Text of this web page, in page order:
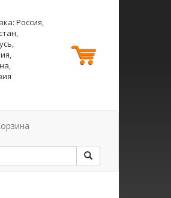
Россия,